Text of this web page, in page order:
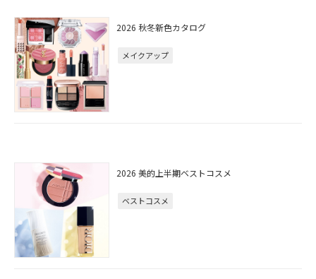
2026 秋冬新色カタログ
メイクアップ
2026 美的上半期ベストコスメ
ベストコスメ